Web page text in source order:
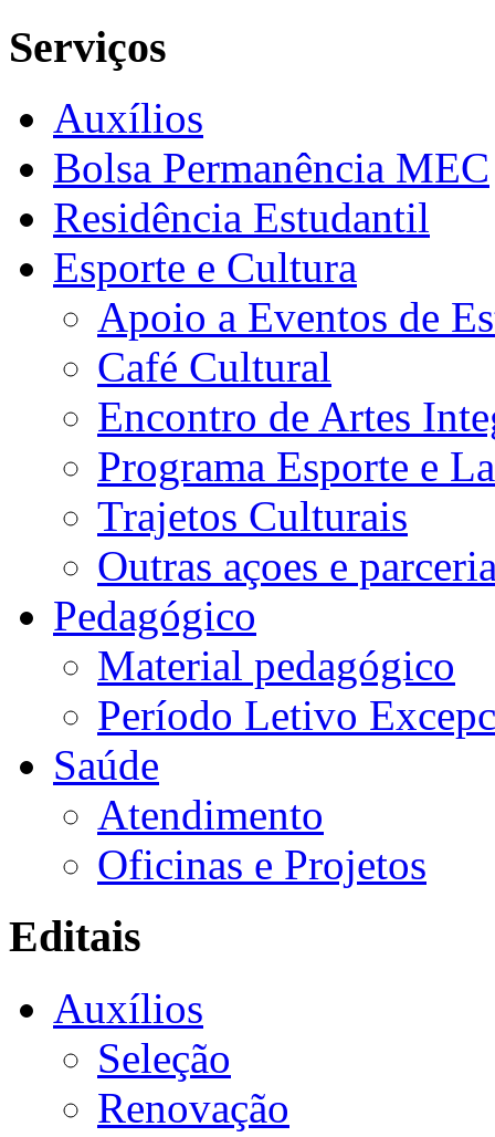
Serviços
Auxílios
Bolsa Permanência MEC
Residência Estudantil
Esporte e Cultura
Apoio a Eventos de
Café Cultural
Encontro de Artes
Programa Esporte e
Trajetos Culturais
Outras açoes e
Pedagógico
Material pedagógico
Período Letivo
Saúde
Atendimento
Oficinas e Projetos
Editais
Auxílios
Seleção
Renovação